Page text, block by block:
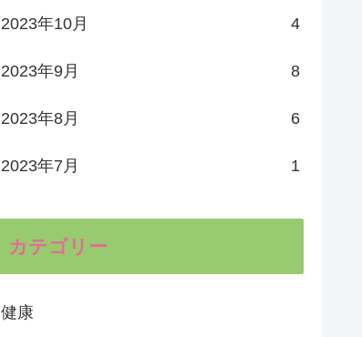
2023年10月 4
2023年9月 8
2023年8月 6
2023年7月 1
カテゴリー
健康